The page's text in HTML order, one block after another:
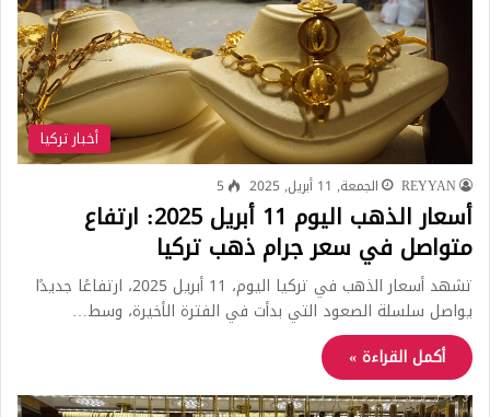
أخبار تركيا
REYYAN الجمعة, 11 أبريل, 2025 5
أسعار الذهب اليوم 11 أبريل 2025: ارتفاع
متواصل في سعر جرام ذهب تركيا
تشهد أسعار الذهب في تركيا اليوم، 11 أبريل 2025، ارتفاعًا جديدًا
يواصل سلسلة الصعود التي بدأت في الفترة الأخيرة، وسط…
أكمل القراءة »